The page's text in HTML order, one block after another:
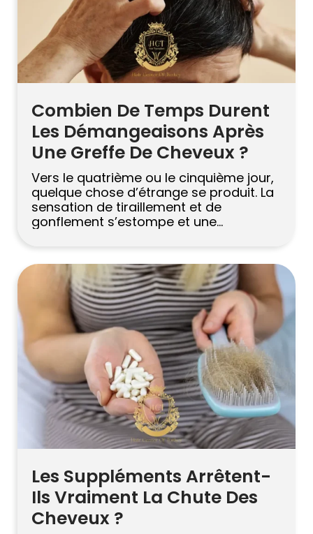
Combien De Temps Durent
Les Démangeaisons Après
Une Greffe De Cheveux ?
Vers le quatrième ou le cinquième jour,
quelque chose d’étrange se produit. La
sensation de tiraillement et de
gonflement s’estompe et une
apparaît à la place. La plupart des
patients ne s’y attendent pas. Ils se
préparaient à un gonflement, peut-être
une rougeur, une petite douleur. Mais
les démangeaisons ? Cette […]
Les Suppléments Arrêtent-
Ils Vraiment La Chute Des
Cheveux ?